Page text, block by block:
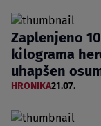
Zaplenjeno
kilograma
uhapšen
HRONIKA21.07.